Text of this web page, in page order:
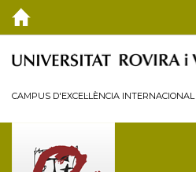
EL CEDAT
Membres
CAMPUS D'EXCEL·LÈNCIA INTERNACIONAL